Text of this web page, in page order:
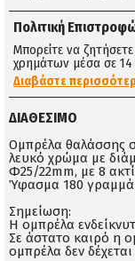
Πολιτική
Μπορείτε να
χρημάτων μέσα σε
Διαβάστε
ΔΙΑΘΈΣΙΜΟ
Ομπρέλα θαλάσσης
λευκό χρώμα με
Φ25/22mm, με 8
Ύφασμα 180
Σημείωση:
Η ομπρέλα
Σε άστατο καιρό η
ομπρέλα δεν